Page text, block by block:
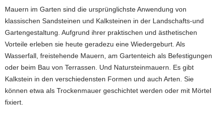
Mauern im Garten sind die ursprünglichste Anwendung von
klassischen Sandsteinen und Kalksteinen in der Landschafts-und
Gartengestaltung. Aufgrund ihrer praktischen und ästhetischen
Vorteile erleben sie heute geradezu eine Wiedergeburt. Als
Wasserfall, freistehende Mauern, am Gartenteich als Befestigungen
oder beim Bau von Terrassen. Und Natursteinmauern. Es gibt
Kalkstein in den verschiedensten Formen und auch Arten. Sie
können etwa als Trockenmauer geschichtet werden oder mit Mörtel
fixiert.